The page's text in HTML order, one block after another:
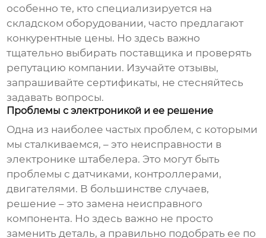
особенно те, кто специализируется на
складском оборудовании, часто предлагают
конкурентные цены. Но здесь важно
тщательно выбирать поставщика и проверять
репутацию компании. Изучайте отзывы,
запрашивайте сертификаты, не стесняйтесь
задавать вопросы.
Проблемы с электроникой и ее решение
Одна из наиболее частых проблем, с которыми
мы сталкиваемся, – это неисправности в
электронике штабелера. Это могут быть
проблемы с датчиками, контроллерами,
двигателями. В большинстве случаев,
решение – это замена неисправного
компонента. Но здесь важно не просто
заменить деталь, а правильно подобрать ее по